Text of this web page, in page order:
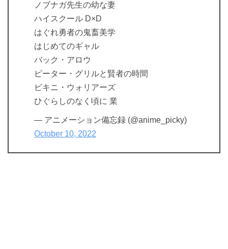
ノブナガ先生の幼な妻
ハイスクール D×D
はぐれ勇者の鬼畜美学
はじめてのギャル
バック・アロウ
ピーター・グリルと賢者の時間
ビキニ・ウォリアーズ
ひぐらしのなく頃に 業
— アニメーション備忘録 (@anime_picky)
October 10, 2022